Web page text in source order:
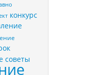
конкурс
советы